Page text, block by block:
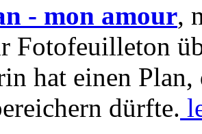
- mon amour,
Fotofeuilleton
hat einen Plan,
dürfte.